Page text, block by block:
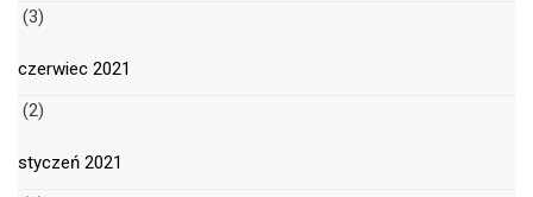
(3)
czerwiec 2021
(2)
styczeń 2021